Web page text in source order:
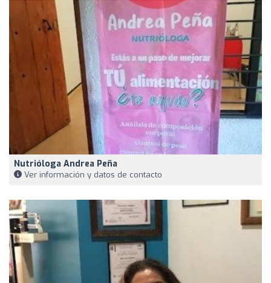
Nutrióloga Andrea Peña
Ver información y datos de contacto